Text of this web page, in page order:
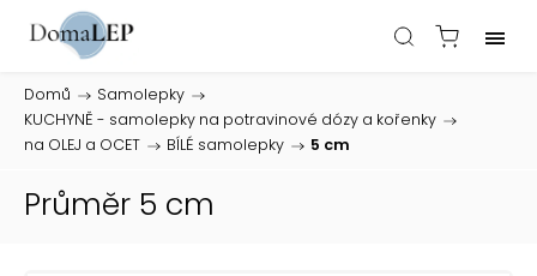
Domů / Samolepky /
KUCHYNĚ - samolepky na potravinové dózy a kořenky /
na OLEJ a OCET / BÍLÉ samolepky / 5 cm
Průměr 5 cm